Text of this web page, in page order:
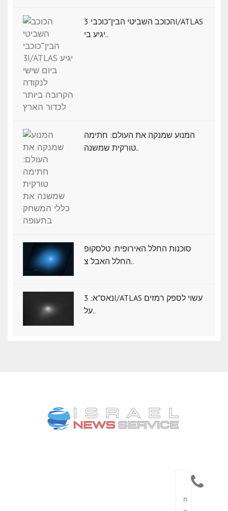
הכוכב השביטי הבין־כוכבי 3I/ATLAS
יגיע בי..
המנוע שמנקה את העולם: חתימה
טורקית שמשנה..
סוכנות החלל האירופית: טלסקופ
החלל האבל צ..
נאס"א: ‏3I/ATLAS עשוי לספק רמזים
על..
תִ